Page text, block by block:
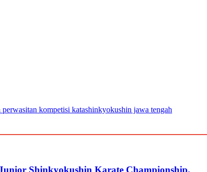
perwasitan kompetisi katashinkyokushin jawa tengah
Shinkyokushin Karate Championship.